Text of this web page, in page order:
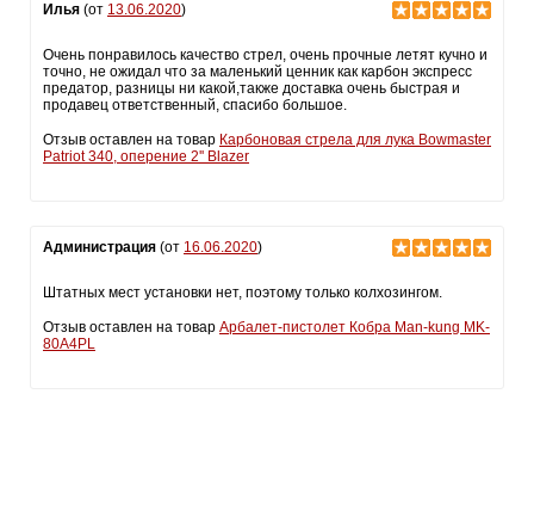
Илья (от 13.06.2020)
Очень понравилось качество стрел, очень прочные летят кучно и
точно, не ожидал что за маленький ценник как карбон экспресс
предатор, разницы ни какой,также доставка очень быстрая и
продавец ответственный, спасибо большое.
Отзыв оставлен на товар Карбоновая стрела для лука Bowmaster
Patriot 340, оперение 2'' Blazer
Администрация (от 16.06.2020)
Штатных мест установки нет, поэтому только колхозингом.
Отзыв оставлен на товар Арбалет-пистолет Кобра Man-kung MK-
80A4PL